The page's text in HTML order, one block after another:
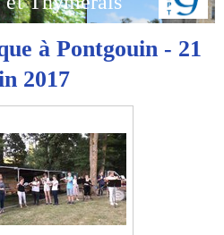
à Pontgouin - 21
2017